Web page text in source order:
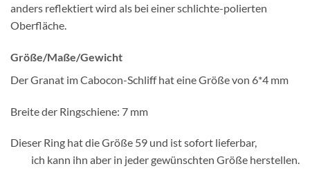
anders reflektiert wird als bei einer schlichte-polierten
Oberfläche.
Größe/Maße/Gewicht
Der Granat im Cabocon-Schliff hat eine Größe von 6*4 mm
Breite der Ringschiene: 7 mm
Dieser Ring hat die Größe 59 und ist sofort lieferbar,
ich kann ihn aber in jeder gewünschten Größe herstellen.